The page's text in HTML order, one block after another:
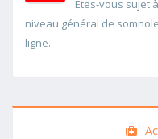
Etes-vous sujet
niveau général de
ligne.